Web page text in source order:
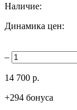
Наличие:
Динамика цен:
–
14 700 р.
+294 бонуса